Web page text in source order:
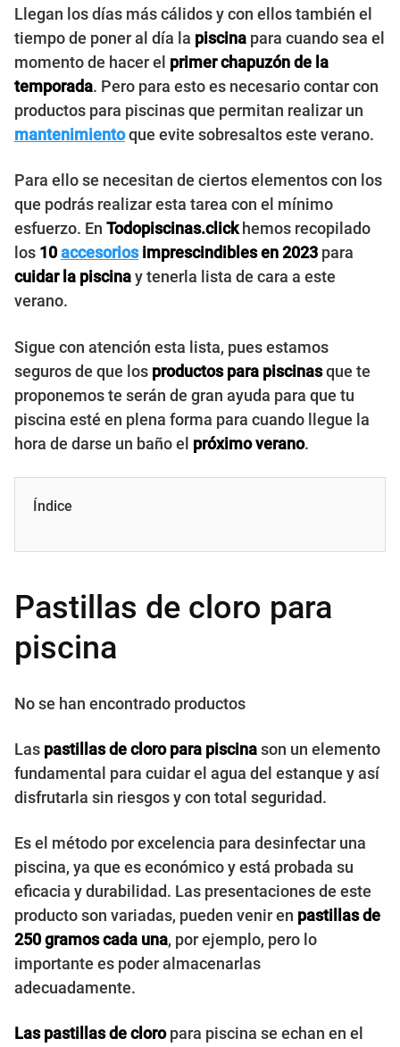
Llegan los días más cálidos y con ellos también el
tiempo de poner al día la piscina para cuando sea el
momento de hacer el primer chapuzón de la
temporada. Pero para esto es necesario contar con
productos para piscinas que permitan realizar un
mantenimientoque evite sobresaltos este verano.
Para ello se necesitan de ciertos elementos con los
que podrás realizar esta tarea con el mínimo
esfuerzo. En Todopiscinas.clickhemos recopilado
los 10accesoriosimprescindibles en 2023 para
cuidar la piscinay tenerla lista de cara a este
verano.
Sigue con atención esta lista, pues estamos
seguros de que los productos para piscinasque te
proponemos te serán de gran ayuda para que tu
piscina esté en plena forma para cuando llegue la
hora de darse un baño el próximo verano.
Índice
Pastillas de cloro para
piscina
No se han encontrado productos
Las pastillas de cloro para piscinason un elemento
fundamental para cuidar el agua del estanque y así
disfrutarla sin riesgos y con total seguridad.
Es el método por excelencia para desinfectar una
piscina, ya que es económico y está probada su
eficacia y durabilidad. Las presentaciones de este
producto son variadas, pueden venir en pastillas de
250 gramos cada una, por ejemplo, pero lo
importante es poder almacenarlas
adecuadamente.
Las pastillas de cloropara piscina se echan en el